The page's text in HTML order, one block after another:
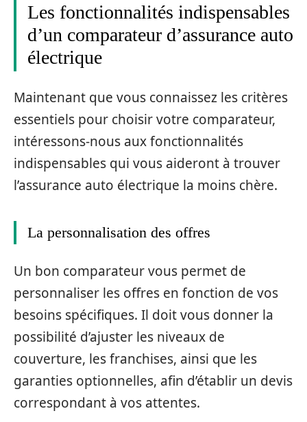
Les fonctionnalités indispensables
d’un comparateur d’assurance auto
électrique
Maintenant que vous connaissez les critères
essentiels pour choisir votre comparateur,
intéressons-nous aux fonctionnalités
indispensables qui vous aideront à trouver
l’assurance auto électrique la moins chère.
La personnalisation des offres
Un bon comparateur vous permet de
personnaliser les offres en fonction de vos
besoins spécifiques. Il doit vous donner la
possibilité d’ajuster les niveaux de
couverture, les franchises, ainsi que les
garanties optionnelles, afin d’établir un devis
correspondant à vos attentes.